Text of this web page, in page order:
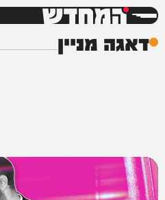
המחדש
דאגה מניין